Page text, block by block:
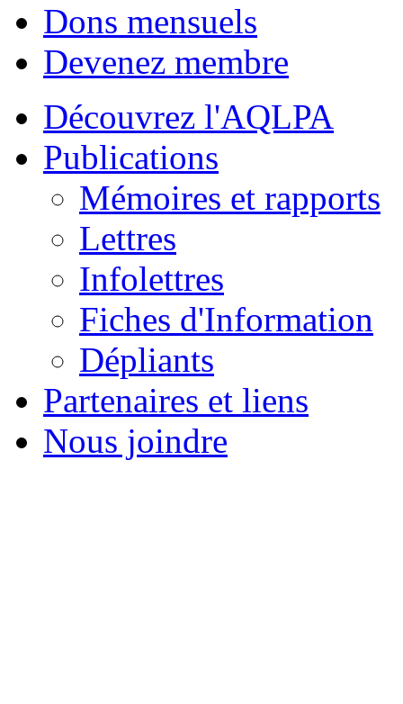
Dons mensuels
Devenez membre
Découvrez l'AQLPA
Publications
Mémoires et rapports
Lettres
Infolettres
Fiches d'Information
Dépliants
Partenaires et liens
Nous joindre